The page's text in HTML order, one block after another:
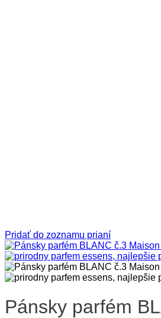
Pridať do zoznamu prianí
Pánsky parfém